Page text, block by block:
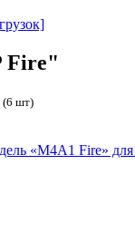
Fire"
(6 шт)